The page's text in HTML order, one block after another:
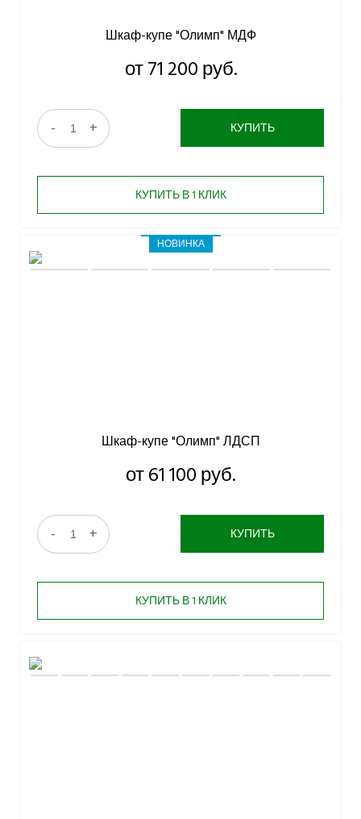
Шкаф-купе "Олимп" МДФ
от 71 200 руб.
- + КУПИТЬ
КУПИТЬ В 1 КЛИК
Шкаф-купе "Олимп" ЛДСП
от 61 100 руб.
- + КУПИТЬ
КУПИТЬ В 1 КЛИК
НОВИНКА